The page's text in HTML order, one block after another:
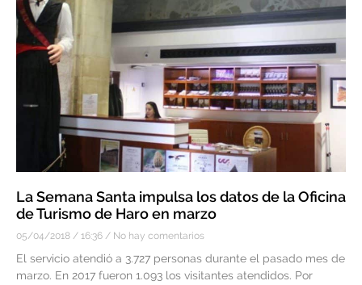
La Semana Santa impulsa los datos de la Oficina
de Turismo de Haro en marzo
05/04/2018 16:36 No hay comentarios
El servicio atendió a 3.727 personas durante el pasado mes de
marzo. En 2017 fueron 1.093 los visitantes atendidos. Por